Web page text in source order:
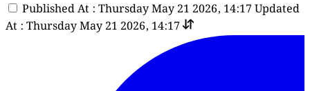
Published At : Thursday May 21 2026, 14:17 Updated
At : Thursday May 21 2026, 14:17